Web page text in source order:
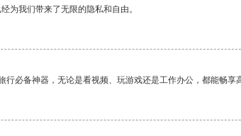
为我们带来了无限的隐私和自由。
行必备神器，无论是看视频、玩游戏还是工作办公，都能畅享